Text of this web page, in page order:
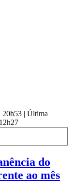
20h53 | Última
do
ao mês